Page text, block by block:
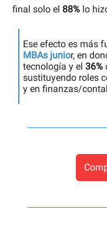
final solo el 88% lo
Ese efecto es más
MBAs junior, en
tecnología y el 36%
sustituyendo roles
y en finanzas/